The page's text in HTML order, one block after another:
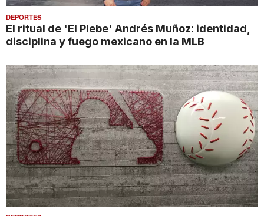
DEPORTES
El ritual de 'El Plebe' Andrés Muñoz: identidad,
disciplina y fuego mexicano en la MLB